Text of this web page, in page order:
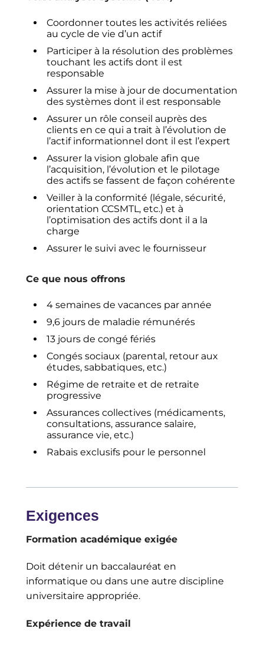
Coordonner toutes les activités reliées
au cycle de vie d’un actif
Participer à la résolution des problèmes
touchant les actifs dont il est
responsable
Assurer la mise à jour de documentation
des systèmes dont il est responsable
Assurer un rôle conseil auprès des
clients en ce qui a trait à l’évolution de
l’actif informationnel dont il est l’expert
Assurer la vision globale afin que
l’acquisition, l’évolution et le pilotage
des actifs se fassent de façon cohérente
Veiller à la conformité (légale, sécurité,
orientation CCSMTL, etc.) et à
l’optimisation des actifs dont il a la
charge
Assurer le suivi avec le fournisseur
Ce que nous offrons
4 semaines de vacances par année
9,6 jours de maladie rémunérés
13 jours de congé fériés
Congés sociaux (parental, retour aux
études, sabbatiques, etc.)
Régime de retraite et de retraite
progressive
Assurances collectives (médicaments,
consultations, assurance salaire,
assurance vie, etc.)
Rabais exclusifs pour le personnel
Exigences
Formation académique exigée
Doit détenir un baccalauréat en
informatique ou dans une autre discipline
universitaire appropriée.
Expérience de travail